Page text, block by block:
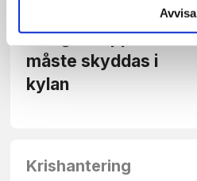
Avvisa
Många kroppsdelar
måste skyddas i
kylan
Krishantering